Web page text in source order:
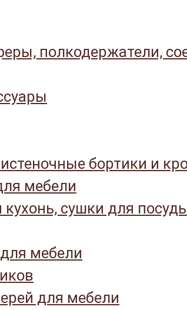
полкодержатели,
бортики и
мебели
сушки для
мебели
для мебели